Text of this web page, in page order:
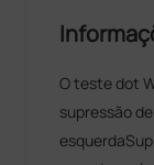
O teste dot
supressão